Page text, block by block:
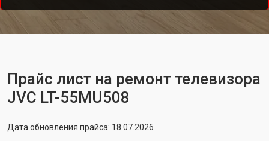
Прайс лист на ремонт телевизора
JVC LT-55MU508
Дата обновления прайса: 18.07.2026